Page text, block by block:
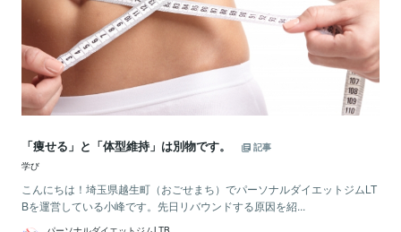
「痩せる」と「体型維持」は別物です。
記事
学び
こんにちは！埼玉県越生町（おごせまち）でパーソナルダイエットジムLT
Bを運営している小峰です。先日リバウンドする原因を紹...